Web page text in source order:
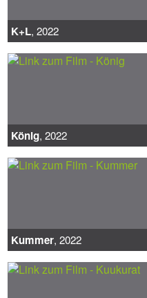
K+L, 2022
König, 2022
Kummer, 2022